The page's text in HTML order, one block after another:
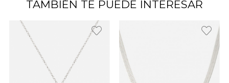
TAMBIÉN TE PUEDE INTERESAR